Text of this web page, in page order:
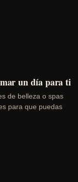
un día para ti
de belleza o spas
para que puedas